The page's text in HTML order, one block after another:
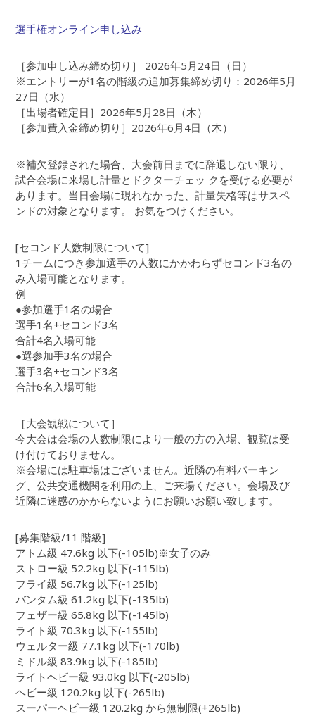
選手権オンライン申し込み
［参加申し込み締め切り］ 2026年5月24日（日）
※エントリーが1名の階級の追加募集締め切り：2026年5月
27日（水）
［出場者確定日］2026年5月28日（木）
［参加費入金締め切り］2026年6月4日（木）
※補欠登録された場合、大会前日までに辞退しない限り、
試合会場に来場し計量とドクターチェッ クを受ける必要が
あります。当日会場に現れなかった、計量失格等はサスペ
ンドの対象となります。 お気をつけください。
[セコンド人数制限について]
1チームにつき参加選手の人数にかかわらずセコンド3名の
み入場可能となります。
例
●参加選手1名の場合
選手1名+セコンド3名
合計4名入場可能
●選参加手3名の場合
選手3名+セコンド3名
合計6名入場可能
［大会観戦について］
今大会は会場の人数制限により一般の方の入場、観覧は受
け付けておりません。
※会場には駐車場はございません。近隣の有料パーキン
グ、公共交通機関を利用の上、ご来場ください。会場及び
近隣に迷惑のかからないようにお願いお願い致します。
[募集階級/11 階級]
アトム級 47.6kg 以下(-105lb)※女子のみ
ストロー級 52.2kg 以下(-115lb)
フライ級 56.7kg 以下(-125lb)
バンタム級 61.2kg 以下(-135lb)
フェザー級 65.8kg 以下(-145lb)
ライト級 70.3kg 以下(-155lb)
ウェルター級 77.1kg 以下(-170lb)
ミドル級 83.9kg 以下(-185lb)
ライトヘビー級 93.0kg 以下(-205lb)
ヘビー級 120.2kg 以下(-265lb)
スーパーヘビー級 120.2kg から無制限(+265lb)